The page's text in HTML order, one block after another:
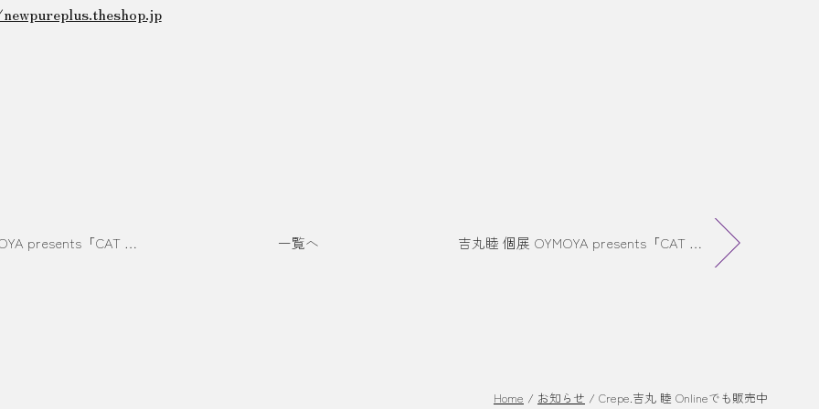
吉丸睦 個展 OYMOYA presents「CAT FOOD COURT」 一覧へ 吉丸睦 個展 OYMOYA presents「CAT FOOD COURT」終了しました。
Home / お知らせ / Crepe.吉丸 睦 Onlineでも販売中